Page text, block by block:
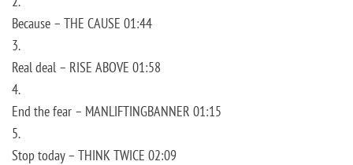
Because – THE CAUSE 01:44
3.
Real deal – RISE ABOVE 01:58
4.
End the fear – MANLIFTINGBANNER 01:15
5.
Stop today – THINK TWICE 02:09